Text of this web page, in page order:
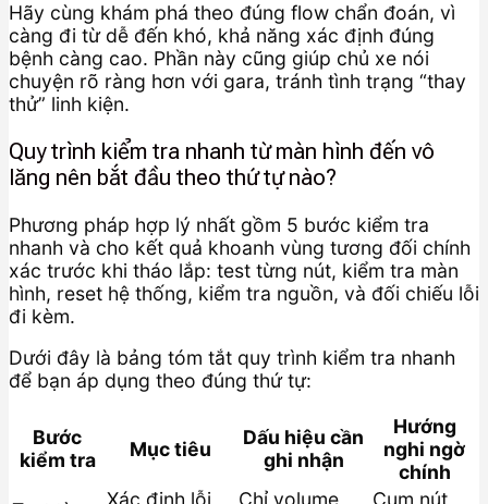
Hãy cùng khám phá theo đúng flow chẩn đoán, vì
càng đi từ dễ đến khó, khả năng xác định đúng
bệnh càng cao. Phần này cũng giúp chủ xe nói
chuyện rõ ràng hơn với gara, tránh tình trạng “thay
thử” linh kiện.
Quy trình kiểm tra nhanh từ màn hình đến vô
lăng nên bắt đầu theo thứ tự nào?
Phương pháp hợp lý nhất gồm 5 bước kiểm tra
nhanh và cho kết quả khoanh vùng tương đối chính
xác trước khi tháo lắp: test từng nút, kiểm tra màn
hình, reset hệ thống, kiểm tra nguồn, và đối chiếu lỗi
đi kèm.
Dưới đây là bảng tóm tắt quy trình kiểm tra nhanh
để bạn áp dụng theo đúng thứ tự:
Bước
kiểm tra
Mục tiêu
Dấu hiệu cần
ghi nhận
Hướng
nghi ngờ
chính
Xác định lỗi
Chỉ volume
Cụm nút